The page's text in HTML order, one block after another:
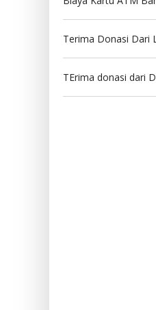
Terima Donasi Dari